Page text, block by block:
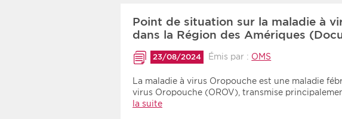
Point de situation sur la maladie à
dans la Région des Amériques
23/08/2024 Émis par : OMS
La maladie à virus Oropouche est une maladie
virus Oropouche (OROV), transmise
la suite